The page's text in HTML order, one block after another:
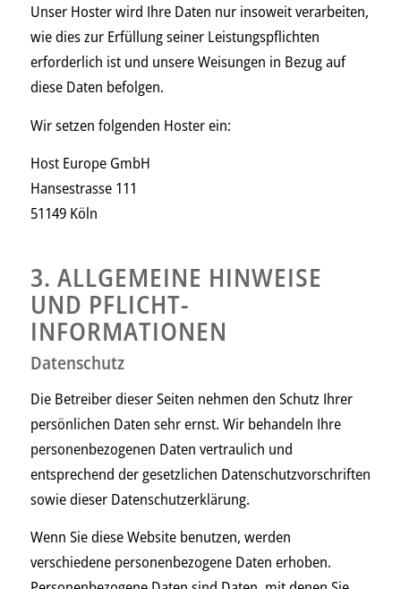
Unser Hoster wird Ihre Daten nur insoweit verarbeiten,
wie dies zur Erfüllung seiner Leistungspflichten
erforderlich ist und unsere Weisungen in Bezug auf
diese Daten befolgen.
Wir setzen folgenden Hoster ein:
Host Europe GmbH
Hansestrasse 111
51149 Köln
3. ALLGEMEINE HINWEISE
UND PFLICHT­
INFORMATIONEN
Datenschutz
Die Betreiber dieser Seiten nehmen den Schutz Ihrer
persönlichen Daten sehr ernst. Wir behandeln Ihre
personenbezogenen Daten vertraulich und
entsprechend der gesetzlichen Datenschutzvorschriften
sowie dieser Datenschutzerklärung.
Wenn Sie diese Website benutzen, werden
verschiedene personenbezogene Daten erhoben.